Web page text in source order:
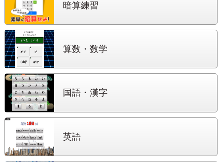
暗算練習
算数・数学
国語・漢字
英語